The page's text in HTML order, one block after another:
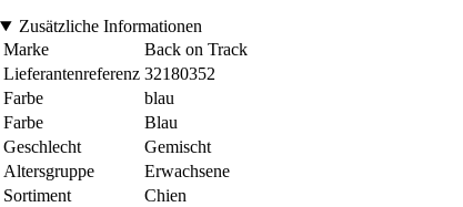
Zusätzliche Informationen
Marke
Back on Track
Lieferantenreferenz 32180352
Farbe
blau
Farbe
Blau
Geschlecht
Gemischt
Altersgruppe
Erwachsene
Sortiment
Chien